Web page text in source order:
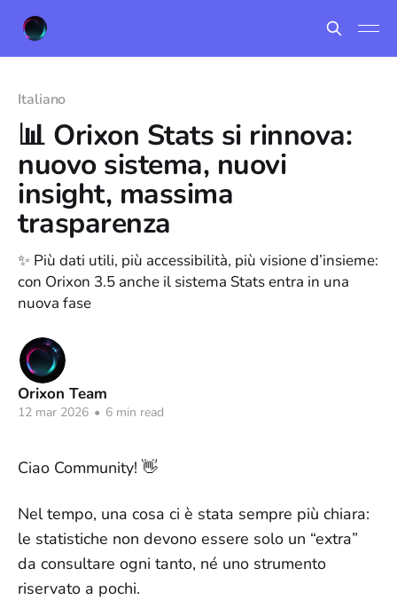
Italiano
📊 Orixon Stats si rinnova:
nuovo sistema, nuovi
insight, massima
trasparenza
✨ Più dati utili, più accessibilità, più visione d’insieme:
con Orixon 3.5 anche il sistema Stats entra in una
nuova fase
Orixon Team
12 mar 2026 • 6 min read
Ciao Community! 👋
Nel tempo, una cosa ci è stata sempre più chiara:
le statistiche non devono essere solo un “extra”
da consultare ogni tanto, né uno strumento
riservato a pochi.